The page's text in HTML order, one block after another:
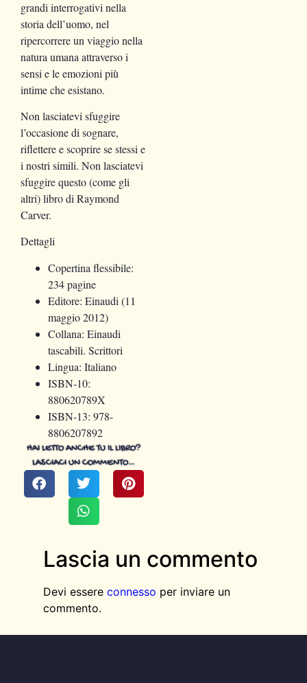
HAI LETTO ANCHE TU IL LIBRO?
LASCIACI UN COMMENTO…
grandi interrogativi nella
storia dell’uomo, nel
ripercorrere un viaggio nella
natura umana attraverso i
sensi e le emozioni più
intime che esistano.
Non lasciatevi sfuggire
l’occasione di sognare,
riflettere e scoprire se stessi e
i nostri simili. Non lasciatevi
sfuggire questo (come gli
altri) libro di Raymond
Carver.
Dettagli
Copertina flessibile:
234 pagine
Editore: Einaudi (11
maggio 2012)
Collana: Einaudi
tascabili. Scrittori
Lingua: Italiano
ISBN-10:
880620789X
ISBN-13: 978-
8806207892
Lascia un commento
Devi essere connesso per inviare un
commento.